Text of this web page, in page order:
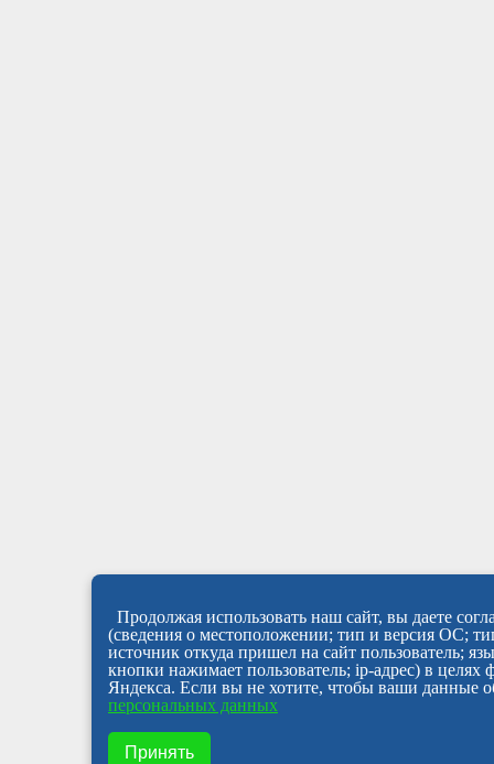
Продолжая использовать наш сайт, вы даете
(сведения о местоположении; тип и версия ОС;
источник откуда пришел на сайт пользователь;
кнопки нажимает пользователь; ip-адрес) в
Яндекса. Если вы не хотите, чтобы ваши данные
персональных данных
Принять